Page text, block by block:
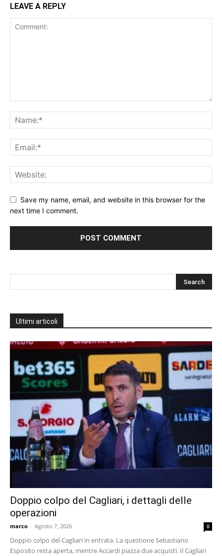
LEAVE A REPLY
Save my name, email, and website in this browser for the
next time I comment.
Ultimi articoli
Doppio colpo del Cagliari, i dettagli delle
operazioni
marco - Agosto 7, 2026 0
Doppio colpo del Cagliari in entrata. La questione Sebastiano
Esposito resta aperta, mentre Accardi piazza due acquisti. Il Cagliari